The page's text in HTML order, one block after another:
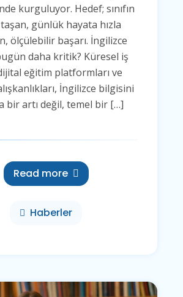
kurguluyor. Hedef; sınıfın
taşan, günlük hayata hızla
ölçülebilir başarı. İngilizce
daha kritik? Küresel iş
eğitim platformları ve
İngilizce bilgisini
bir artı değil, temel bir […]
Read more
Haberler